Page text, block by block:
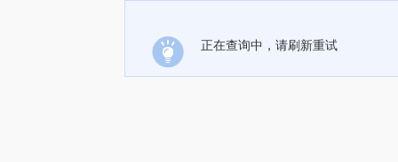
正在查询中，请刷新重试